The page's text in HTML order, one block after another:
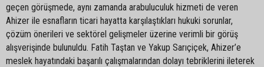
geçen görüşmede, aynı zamanda arabuluculuk hizmeti de veren
Ahizer ile esnafların ticari hayatta karşılaştıkları hukuki sorunlar,
çözüm önerileri ve sektörel gelişmeler üzerine verimli bir görüş
alışverişinde bulunuldu. Fatih Taştan ve Yakup Sarıçiçek, Ahizer’e
meslek hayatındaki başarılı çalışmalarından dolayı tebriklerini ileterek